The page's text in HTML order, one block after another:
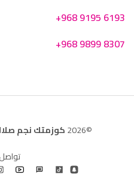
+968 9195 6193
+968 9899 8307
©2026 كوزمتك نجم